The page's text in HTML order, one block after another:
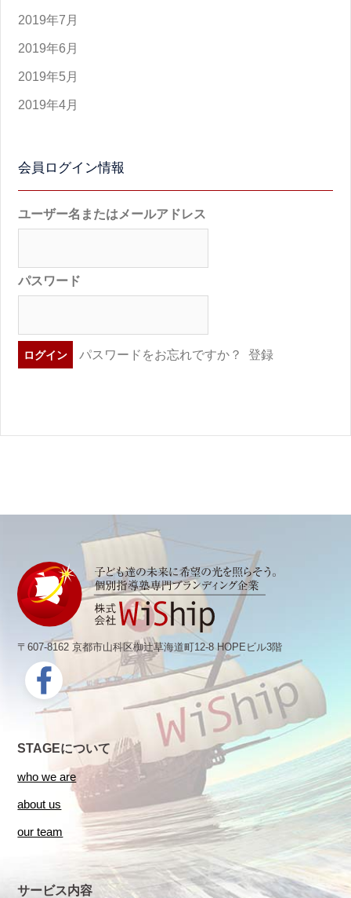
2019年7月
2019年6月
2019年5月
2019年4月
会員ログイン情報
ユーザー名またはメールアドレス
パスワード
パスワードをお忘れですか？ 登録
〒607-8162 京都市山科区椥辻草海道町12-8 HOPEビル3階
STAGEについて
who we are
about us
our team
サービス内容